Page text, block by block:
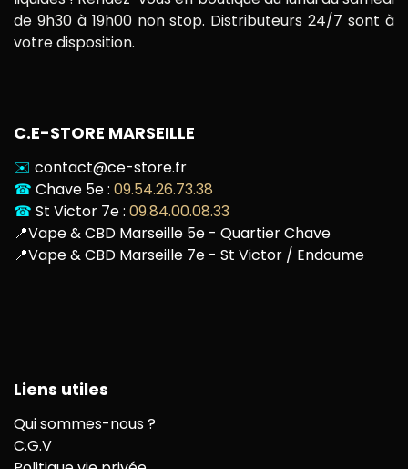
de 9h30 à 19h00 non stop. Distributeurs 24/7 sont à
votre disposition.
C.E-STORE MARSEILLE
✉️ contact@ce-store.fr
☎ Chave 5e : 09.54.26.73.38
☎ St Victor 7e : 09.84.00.08.33
📍Vape & CBD Marseille 5e - Quartier Chave
📍Vape & CBD Marseille 7e - St Victor / Endoume
Liens utiles
Qui sommes-nous ?
C.G.V